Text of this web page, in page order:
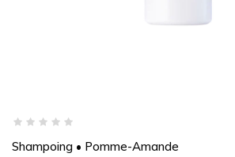
Shampoing • Pomme-Amande